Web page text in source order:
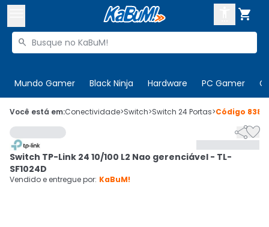

Buscar produtos

Mundo Gamer Black Ninja Hardware PC Gamer
 Olá. Acesse sua conta
 Departamentos
Cupons
CADASTRE-SE
Você está em:Conectividade>Switch>Switch 24 Portas>Código

Switch TP-Link 24 10/100 L2 Nao gerenciável - TL-
SF1024D
Vendido e entregue por: KaBuM!